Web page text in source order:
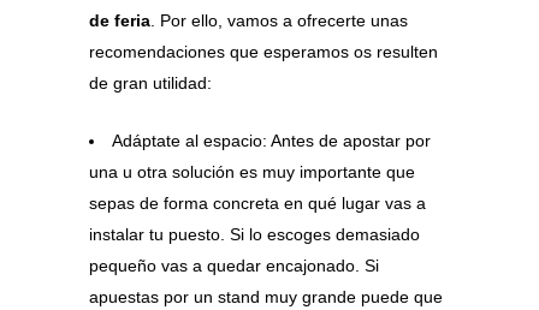
de feria . Por ello, vamos a ofrecerte unas
recomendaciones que esperamos os resulten
de gran utilidad:
Adáptate al espacio: Antes de apostar por
una u otra solución es muy importante que
sepas de forma concreta en qué lugar vas a
instalar tu puesto. Si lo escoges demasiado
pequeño vas a quedar encajonado. Si
apuestas por un stand muy grande puede que